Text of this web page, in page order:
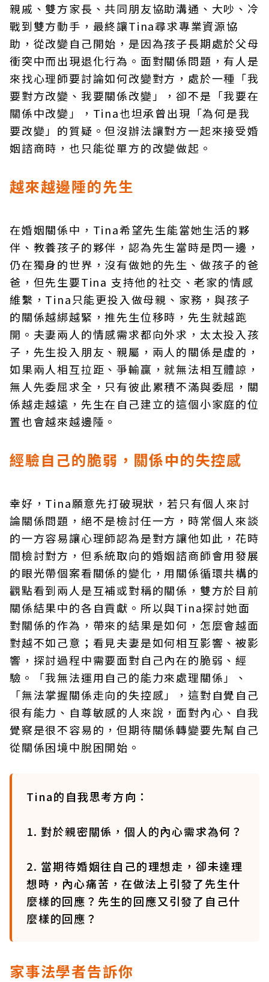
親戚、雙方家長、共同朋友協助溝通、大吵、冷
戰到雙方動手，最終讓Tina尋求專業資源協
助，從改變自己開始，是因為孩子長期處於父母
衝突中而出現退化行為。面對關係問題，有人是
來找心理師要討論如何改變對方，處於一種「我
要對方改變、我要關係改變」，卻不是「我要在
關係中改變」，Tina也坦承曾出現「為何是我
要改變」的質疑。但沒辦法讓對方一起來接受婚
姻諮商時，也只能從單方的改變做起。
越來越邊陲的先生
在婚姻關係中，Tina希望先生能當她生活的夥
伴、教養孩子的夥伴，認為先生當時是閃一邊，
仍在獨身的世界，沒有做她的先生、做孩子的爸
爸，但先生要Tina 支持他的社交、老家的情感
維繫，Tina只能更投入做母親、家務，與孩子
的關係越綁越緊，推先生位移時，先生就越跑
開。夫妻兩人的情感需求都向外求，太太投入孩
子，先生投入朋友、親屬，兩人的關係是虛的，
如果兩人相互拉距、爭輸贏，就無法相互體諒，
無人先委屈求全，只有彼此累積不滿與委屈，關
係越走越遠，先生在自己建立的這個小家庭的位
置也會越來越邊陲。
經驗自己的脆弱，關係中的失控感
幸好，Tina願意先打破現狀，若只有個人來討
論關係問題，絕不是檢討任一方，時常個人來談
的一方容易讓心理師認為是對方讓他如此，花時
間檢討對方，但系統取向的婚姻諮商師會用發展
的眼光帶個案看關係的變化，用關係循環共構的
觀點看到兩人是互補或對稱的關係，雙方於目前
關係結果中的各自貢獻。所以與Tina探討她面
對關係的作為，帶來的結果是如何，怎麼會越面
對越不如己意；看見夫妻是如何相互影響、被影
響，探討過程中需要面對自己內在的脆弱、經
驗。「我無法運用自己的能力來處理關係」、
「無法掌握關係走向的失控感」，這對自覺自己
很有能力、自尊敏感的人來說，面對內心、自我
覺察是很不容易的，但期待關係轉變要先幫自己
從關係困境中脫困開始。
Tina的自我思考方向：
1. 對於親密關係，個人的內心需求為何？
2. 當期待婚姻往自己的理想走，卻未達理
想時，內心痛苦，在做法上引發了先生什
麼樣的回應？先生的回應又引發了自己什
麼樣的回應？
家事法學者告訴你